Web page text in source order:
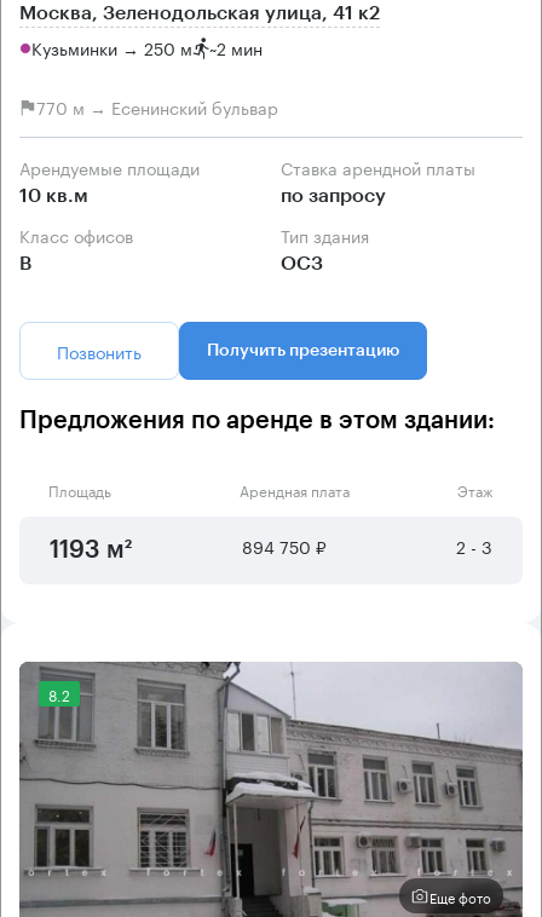
Москва, Зеленодольская улица, 41 к2
Кузьминки → 250 м ~2 мин
770 м → Есенинский бульвар
Арендуемые площади
10 кв.м
Ставка арендной платы
по запросу
Класс офисов
B
Тип здания
ОСЗ
Позвонить Получить презентацию
Предложения по аренде в этом здании:
Площадь Арендная плата Этаж
1193 м² 894 750 ₽ 2 - 3
8.2
Еще фото